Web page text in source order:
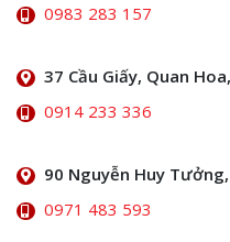
0983 283 157
37 Cầu Giấy, Quan
0914 233 336
90 Nguyễn Huy
0971 483 593